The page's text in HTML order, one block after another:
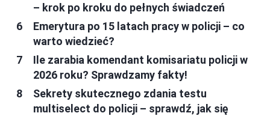
– krok po kroku do pełnych świadczeń
Emerytura po 15 latach pracy w policji – co
warto wiedzieć?
Ile zarabia komendant komisariatu policji w
2026 roku? Sprawdzamy fakty!
Sekrety skutecznego zdania testu
multiselect do policji – sprawdź, jak się